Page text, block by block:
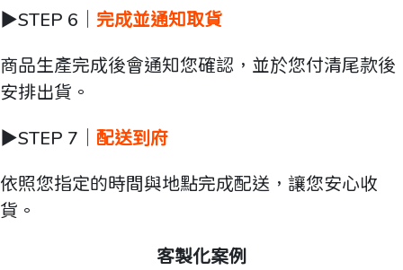
▶️STEP 6｜ 完成並通知取貨
商品生產完成後會通知您確認，並於您付清尾款後
安排出貨。
▶️STEP 7｜ 配送到府
依照您指定的時間與地點完成配送，讓您安心收
貨。
客製化案例